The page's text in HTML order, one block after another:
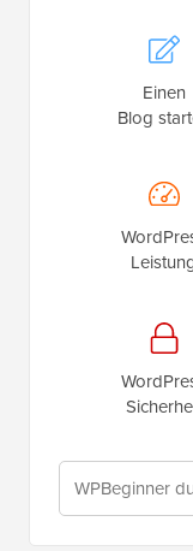
Einen
Blog